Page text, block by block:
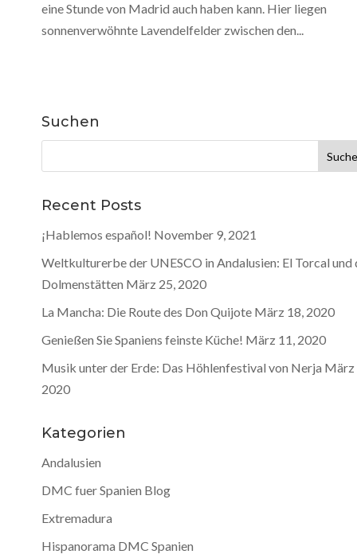
eine Stunde von Madrid auch haben kann. Hier liegen
sonnenverwöhnte Lavendelfelder zwischen den...
Suchen
nach:
Recent Posts
¡Hablemos español! November 9, 2021
Weltkulturerbe der UNESCO in Andalusien: El Torcal und
Dolmenstätten März 25, 2020
La Mancha: Die Route des Don Quijote März 18, 2020
Genießen Sie Spaniens feinste Küche! März 11, 2020
Musik unter der Erde: Das Höhlenfestival von Nerja März
2020
Kategorien
Andalusien
DMC fuer Spanien Blog
Extremadura
Hispanorama DMC Spanien